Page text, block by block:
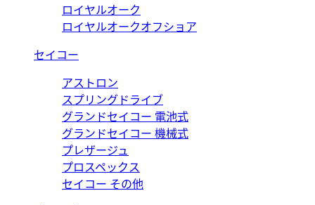
ロイヤルオーク
ロイヤルオークオフショア
セイコー
アストロン
スプリングドライブ
グランドセイコー 電池式
グランドセイコー 機械式
プレザージュ
プロスペックス
セイコー その他